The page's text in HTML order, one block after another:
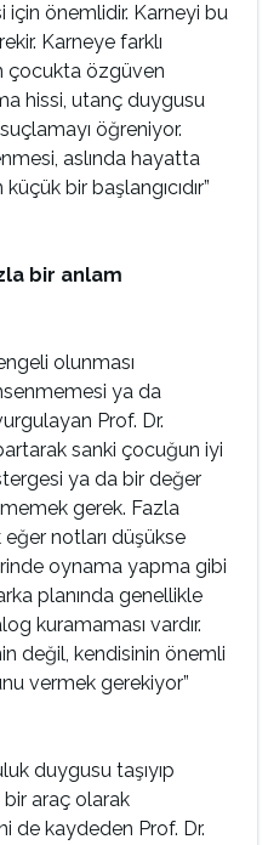
önemlidir. Karneyi bu
Karneye farklı
çocukta özgüven
hissi, utanç duygusu
öğreniyor.
aslında hayatta
bir başlangıcıdır”
bir anlam
olunması
ya da
Prof. Dr.
sanki çocuğun iyi
ya da bir değer
gerek. Fazla
notları düşükse
oynama yapma gibi
planında genellikle
kuramaması vardır.
değil, kendisinin önemli
vermek gerekiyor”
duygusu taşıyıp
bir araç olarak
de kaydeden Prof. Dr.